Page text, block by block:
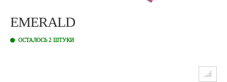
EMERALD
ОСТАЛОСЬ 2 ШТУКИ